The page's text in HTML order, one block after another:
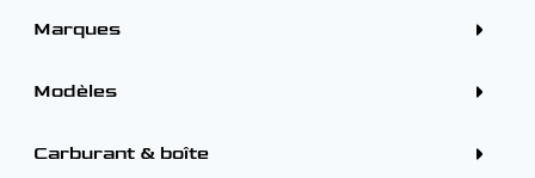
Marques
BMW (2)
CITROEN (3)
FORD (1)
Modèles
CITROEN
CITROEN C4 X (1)
Carburant & boîte